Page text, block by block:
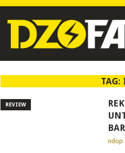
TAG:
REVIEW
ndop